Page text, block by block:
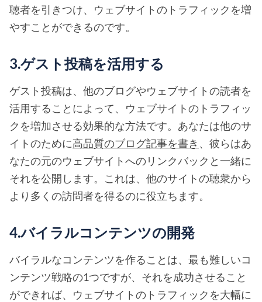
聴者を引きつけ、ウェブサイトのトラフィックを増
やすことができるのです。
3.ゲスト投稿を活用する
ゲスト投稿は、他のブログやウェブサイトの読者を
活用することによって、ウェブサイトのトラフィッ
クを増加させる効果的な方法です。あなたは他のサ
イトのために高品質のブログ記事を書き 、彼らはあ
なたの元のウェブサイトへのリンクバックと一緒に
それを公開します。これは、他のサイトの聴衆から
より多くの訪問者を得るのに役立ちます。
4.バイラルコンテンツの開発
バイラルなコンテンツを作ることは、最も難しいコ
ンテンツ戦略の1つですが、それを成功させること
ができれば、ウェブサイトのトラフィックを大幅に